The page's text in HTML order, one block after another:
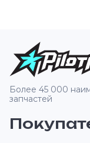
Более 45 000
запчастей